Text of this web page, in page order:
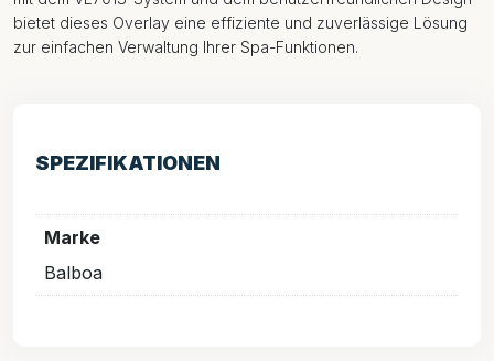
bietet dieses Overlay eine effiziente und zuverlässige Lösung
zur einfachen Verwaltung Ihrer Spa-Funktionen.
SPEZIFIKATIONEN
Marke
Balboa